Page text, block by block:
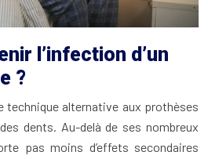
l’infection d’un
?
technique alternative aux prothèses
dents. Au-delà de ses nombreux
pas moins d’effets secondaires